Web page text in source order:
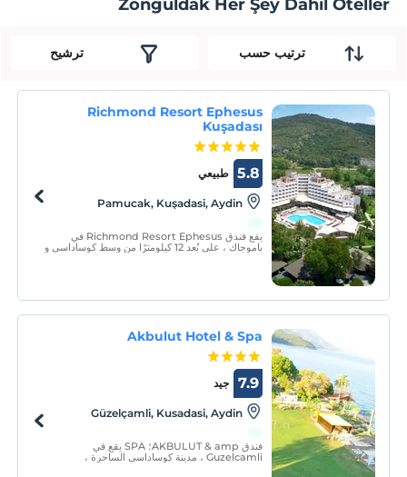
Zonguldak Her Şey Dahil Oteller
ترتيب حسب ترشيح
Richmond Resort Ephesus
Kuşadası
طبيعي 5.8
Pamucak, Kuşadasi, Aydin
يقع فندق Richmond Resort Ephesus في
باموجاك ، على بُعد 12 كيلومترًا من وسط كوساداسي و
Akbulut Hotel & Spa
جيد 7.9
Güzelçamli, Kusadasi, Aydin
فندق AKBULUT & amp؛ SPA يقع في
Guzelcamli ، مدينة كوساداسي الساحرة ،